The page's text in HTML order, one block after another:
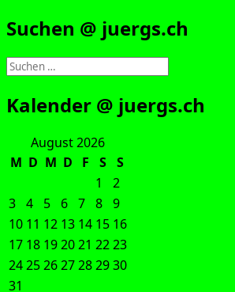
Suchen @ juergs.ch
Suchen
nach:
Kalender @ juergs.ch
August 2026
M D M D F S
S
1
2
3 4 5 6 7 8 9
10 11 12 13 14 15 16
17 18 192021 2223
24252627282930
31